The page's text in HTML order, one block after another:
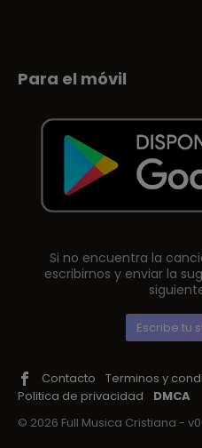
Para el móvil
Si no encuentra la
escribirnos y enviar la
Escribe tu
Contacto
Terminos y
Politica de privacidad
DMCA
© 2026 Full Musica Cristiana -